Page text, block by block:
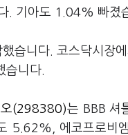
. 기아도 1.04% 빠졌
니다. 코스닥시장
니다.
오(298380)는 BBB 셔
5.62%, 에코프로비